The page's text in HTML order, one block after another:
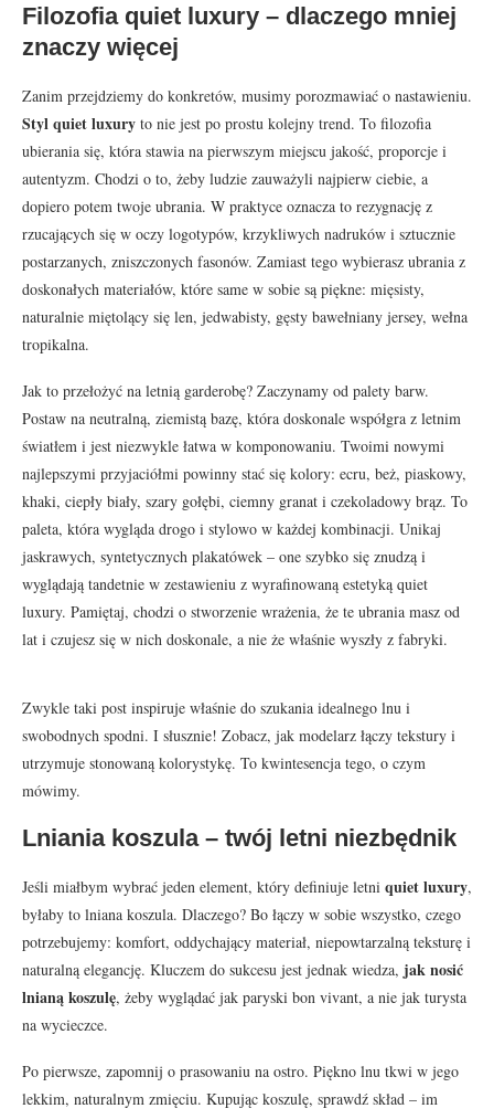
Filozofia quiet luxury – dlaczego mniej
znaczy więcej
Zanim przejdziemy do konkretów, musimy porozmawiać o nastawieniu.
Styl quiet luxury to nie jest po prostu kolejny trend. To filozofia
ubierania się, która stawia na pierwszym miejscu jakość, proporcje i
autentyzm. Chodzi o to, żeby ludzie zauważyli najpierw ciebie, a
dopiero potem twoje ubrania. W praktyce oznacza to rezygnację z
rzucających się w oczy logotypów, krzykliwych nadruków i sztucznie
postarzanych, zniszczonych fasonów. Zamiast tego wybierasz ubrania z
doskonałych materiałów, które same w sobie są piękne: mięsisty,
naturalnie miętolący się len, jedwabisty, gęsty bawełniany jersey, wełna
tropikalna.
Jak to przełożyć na letnią garderobę? Zaczynamy od palety barw.
Postaw na neutralną, ziemistą bazę, która doskonale współgra z letnim
światłem i jest niezwykle łatwa w komponowaniu. Twoimi nowymi
najlepszymi przyjaciółmi powinny stać się kolory: ecru, beż, piaskowy,
khaki, ciepły biały, szary gołębi, ciemny granat i czekoladowy brąz. To
paleta, która wygląda drogo i stylowo w każdej kombinacji. Unikaj
jaskrawych, syntetycznych plakatówek – one szybko się znudzą i
wyglądają tandetnie w zestawieniu z wyrafinowaną estetyką quiet
luxury. Pamiętaj, chodzi o stworzenie wrażenia, że te ubrania masz od
lat i czujesz się w nich doskonale, a nie że właśnie wyszły z fabryki.
Zwykle taki post inspiruje właśnie do szukania idealnego lnu i
swobodnych spodni. I słusznie! Zobacz, jak modelarz łączy tekstury i
utrzymuje stonowaną kolorystykę. To kwintesencja tego, o czym
mówimy.
Lniania koszula – twój letni niezbędnik
Jeśli miałbym wybrać jeden element, który definiuje letni quiet luxury,
byłaby to lniana koszula. Dlaczego? Bo łączy w sobie wszystko, czego
potrzebujemy: komfort, oddychający materiał, niepowtarzalną teksturę i
naturalną elegancję. Kluczem do sukcesu jest jednak wiedza, jak nosić
lnianą koszulę, żeby wyglądać jak paryski bon vivant, a nie jak turysta
na wycieczce.
Po pierwsze, zapomnij o prasowaniu na ostro. Piękno lnu tkwi w jego
lekkim, naturalnym zmięciu. Kupując koszulę, sprawdź skład – im